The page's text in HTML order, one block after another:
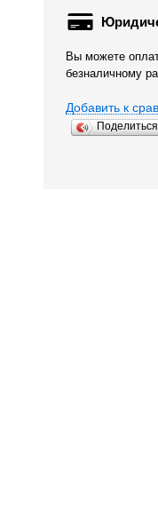
Вы можете
безналичному
Добавить к